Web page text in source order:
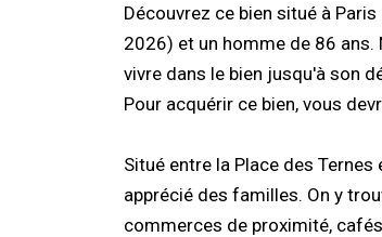
Découvrez ce bien situé à
2026) et un homme de 86 ans.
vivre dans le bien jusqu'à son
Pour acquérir ce bien, vous
Situé entre la Place des
apprécié des familles. On y
commerces de proximité,